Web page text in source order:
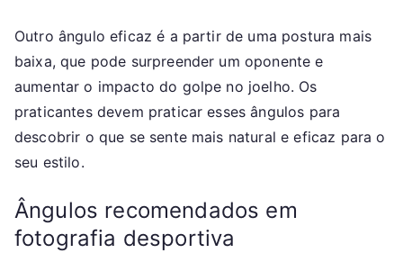
Outro ângulo eficaz é a partir de uma postura mais
baixa, que pode surpreender um oponente e
aumentar o impacto do golpe no joelho. Os
praticantes devem praticar esses ângulos para
descobrir o que se sente mais natural e eficaz para o
seu estilo.
Ângulos recomendados em
fotografia desportiva